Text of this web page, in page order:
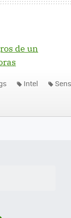
de un
Intel